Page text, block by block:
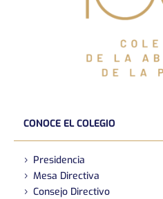
CONOCE EL COLEGIO
Presidencia
Mesa Directiva
Consejo Directivo